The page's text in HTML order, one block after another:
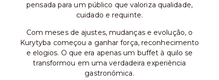
pensada para um público que valoriza qualidade,
cuidado e requinte.
Com meses de ajustes, mudanças e evolução, o
Kurytyba começou a ganhar força, reconhecimento
e elogios. O que era apenas um buffet à quilo se
transformou em uma verdadeira experiência
gastronômica.